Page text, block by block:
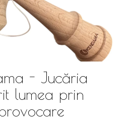
- Jucăria
lumea prin